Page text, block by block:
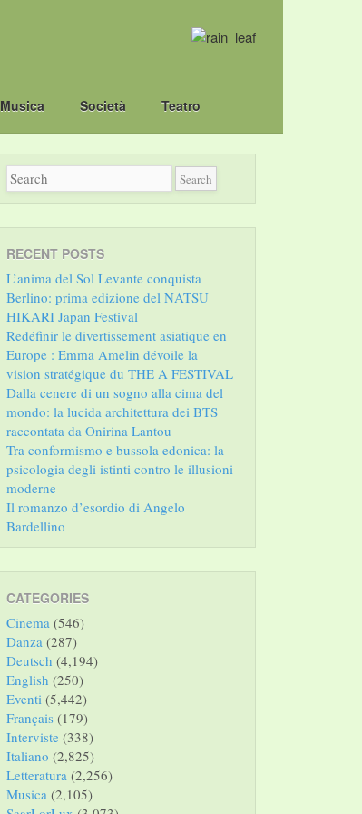
Musica Società Teatro
RECENT POSTS
L’anima del Sol Levante conquista
Berlino: prima edizione del NATSU
HIKARI Japan Festival
Redéfinir le divertissement asiatique en
Europe : Emma Amelin dévoile la
vision stratégique du THE A FESTIVAL
Dalla cenere di un sogno alla cima del
mondo: la lucida architettura dei BTS
raccontata da Onirina Lantou
Tra conformismo e bussola edonica: la
psicologia degli istinti contro le illusioni
moderne
Il romanzo d’esordio di Angelo
Bardellino
CATEGORIES
Cinema (546)
Danza (287)
Deutsch (4,194)
English (250)
Eventi (5,442)
Français (179)
Interviste (338)
Italiano (2,825)
Letteratura (2,256)
Musica (2,105)